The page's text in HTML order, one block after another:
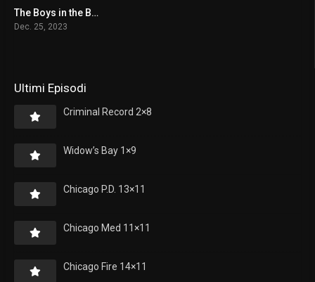
7
The Boys in the Boat
Dec. 25, 2023
Ultimi Episodi
Criminal Record 2×8
Widow’s Bay 1×9
Chicago P.D. 13×11
Chicago Med 11×11
Chicago Fire 14×11